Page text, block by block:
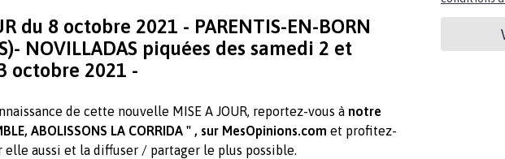
du 8 octobre 2021 - PARENTIS-EN-BORN
NOVILLADAS piquées des samedi 2 et
octobre 2021 -
de cette nouvelle MISE A JOUR, reportez-vous à notre
ABOLISSONS LA CORRIDA " , sur MesOpinions.com et profitez-
elle aussi et la diffuser / partager le plus possible.